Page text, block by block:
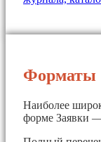
Форматы
Наиболее
форме Заявки